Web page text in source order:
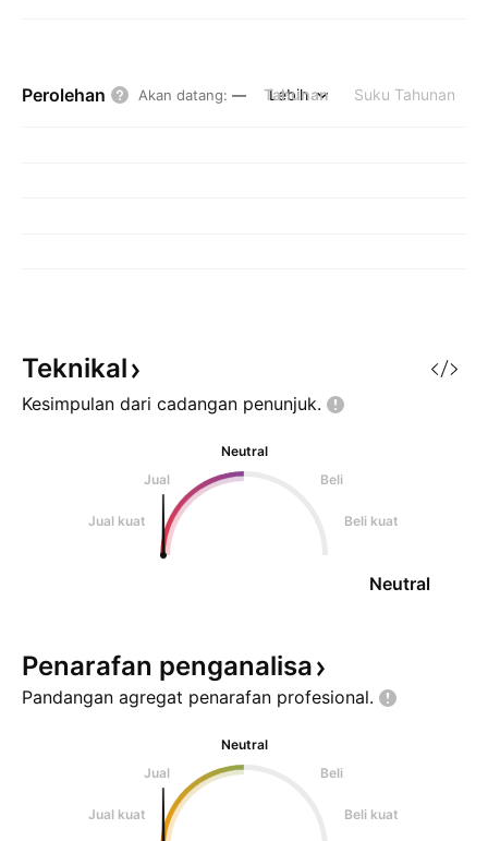
Perolehan Akan datang: — Tahunan Suku Tahunan
Lebih
Teknikal
Kesimpulan dari cadangan penunjuk.
Neutral
Jual
Beli
Jual kuat Beli kuat
Neutral
Penarafan penganalisa
Pandangan agregat penarafan profesional.
Neutral
Jual
Beli
Jual kuat Beli kuat